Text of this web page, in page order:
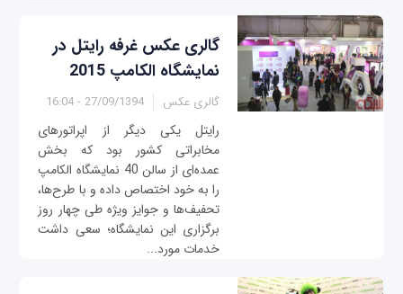
گالری عکس غرفه رایتل در
نمایشگاه الکامپ 2015
گالری عکس 27/09/1394 - 16:04
رایتل یکی دیگر از اپراتورهای
مخابراتی کشور بود که بخش
عمده‌ای از سالن 40 نمایشگاه الکامپ
را به خود اختصاص داده و با طرح‌ها،
تحفیف‌ها و جوایز ویژه طی چهار روز
برگزاری این نمایشگاه؛ سعی داشت
خدمات مورد...